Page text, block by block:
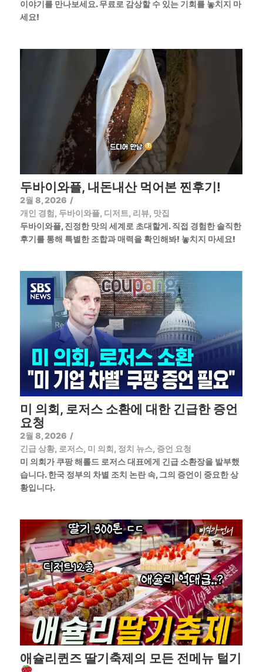
이야기를 만나보세요. 무료로 감상할 수 있는 기회를 놓치지 마
세요!
두바이와플, 내돈내산 먹어본 찐후기!
2월 8, 2026 /
개인 경험, 두바이와플, 디저트, 리뷰, 맛집
두바이와플, 진정한 맛의 세계로 초대할게. 직접 경험한 솔직한
후기를 통해 특별한 조합과 매력을 확인해봐! 놓치지 마세요!
미 의회, 로저스 소환에 대한 긴급한 증언
요청
2월 8, 2026 /
긴급 상황, 로저스, 미 의회, 정치 뉴스, 증언 요청
미 의회가 쿠팡 해롤드 로저스 대표에게 긴급 소환장을 발부했
습니다. 한국 정부의 차별 조치 논란 속, 그의 증언이 중요한 상
황입니다.
애슐리퀸즈 딸기축제의 모든 전메뉴 털기